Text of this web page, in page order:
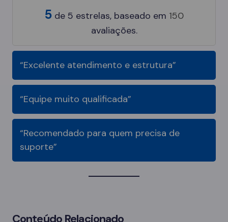
5 de 5 estrelas, baseado em 150
avaliações.
“Excelente atendimento e estrutura”
“Equipe muito qualificada”
“Recomendado para quem precisa de
suporte”
Conteúdo Relacionado